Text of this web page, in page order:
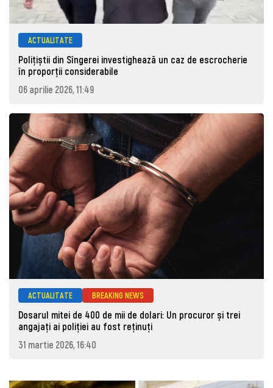
ACTUALITATE
Polițiștii din Sîngerei investighează un caz de escrocherie
în proporții considerabile
06 aprilie 2026, 11:49
ACTUALITATE BREAKING NEWS
Dosarul mitei de 400 de mii de dolari: Un procuror și trei
angajați ai poliției au fost reținuți
31 martie 2026, 16:40